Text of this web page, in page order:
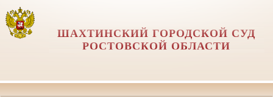
ШАХТИНСКИЙ ГОРОДСКОЙ СУД
РОСТОВСКОЙ ОБЛАСТИ